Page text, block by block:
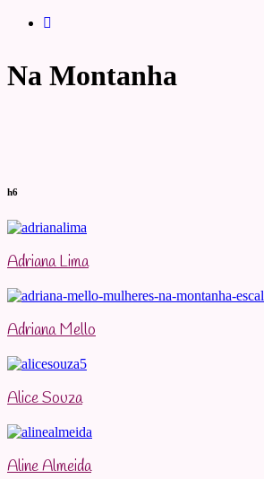
Na Montanha
h6
Adriana Lima
Adriana Mello
Alice Souza
Aline Almeida